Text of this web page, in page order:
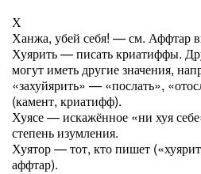
Х
Ханжа, убей себя! — см. Аффтар
Хуярить — писать криатиффы.
могут иметь другие значения,
«захуйярить» — «послать»,
(камент, криатифф).
Хуясе — искажённое «ни хуя
степень изумления.
Хуятор — тот, кто пишет
аффтар).